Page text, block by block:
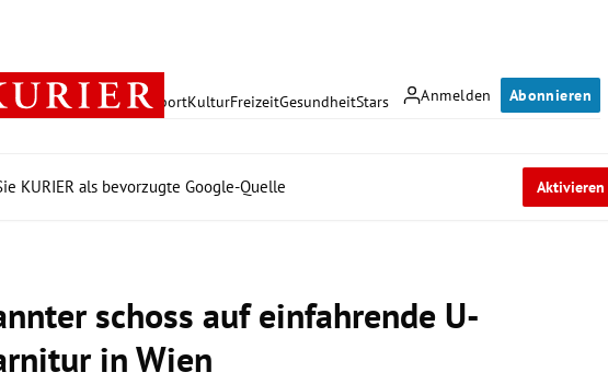
Anmelden Abonnieren
PolitikWirtschaft SportKulturFreizeitGesundheitStars
KURIER als bevorzugte Google-Quelle Aktivieren
schoss auf einfahrende U-
in Wien